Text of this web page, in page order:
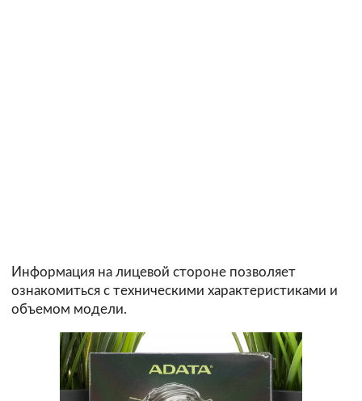
Информация на лицевой стороне позволяет
ознакомиться с техническими характеристиками и
объемом модели.